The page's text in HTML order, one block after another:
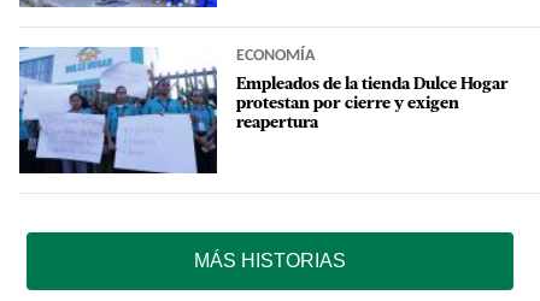
ECONOMÍA
Empleados de la tienda Dulce Hogar
protestan por cierre y exigen
reapertura
MÁS HISTORIAS